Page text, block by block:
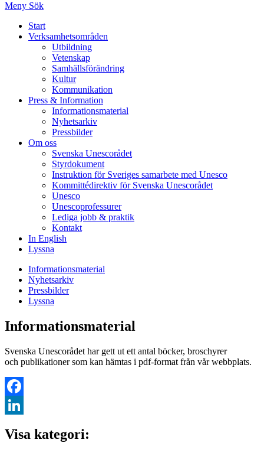
Meny Sök
Start
Verksamhetsområden
Utbildning
Vetenskap
Samhällsförändring
Kultur
Kommunikation
Press & Information
Informationsmaterial
Nyhetsarkiv
Pressbilder
Om oss
Svenska Unescorådet
Styrdokument
Instruktion för Sveriges samarbete med Unesco
Kommittédirektiv för Svenska Unescorådet
Unesco
Unescoprofessurer
Lediga jobb & praktik
Kontakt
In English
Lyssna
Informationsmaterial
Nyhetsarkiv
Pressbilder
Lyssna
Informationsmaterial
Svenska Unescorådet har gett ut ett antal böcker, broschyrer
och publikationer som kan hämtas i pdf-format från vår webbplats.
Facebook
Visa kategori: